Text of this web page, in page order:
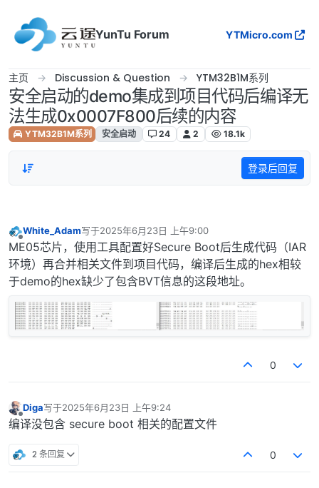
YunTu Forum
YTMicro.com
主页 Discussion & Question YTM32B1M系列
安全启动的demo集成到项目代码后编译无
法生成0x0007F800后续的内容
YTM32B1M系列 安全启动 24 2 18.1k
登录后回复
离线
White_Adam写于2025年6月23日 上午9:00
最后由 编辑
ME05芯片，使用工具配置好Secure Boot后生成代码（IAR
环境）再合并相关文件到项目代码，编译后生成的hex相较
于demo的hex缺少了包含BVT信息的这段地址。
0
离线
Diga写于2025年6月23日 上午9:24
最后由 编辑
编译没包含 secure boot 相关的配置文件
2 条回复 0